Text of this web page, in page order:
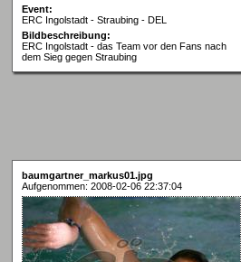
Event:
ERC Ingolstadt - Straubing - DEL
Bildbeschreibung:
ERC Ingolstadt - das Team vor den Fans nach
dem Sieg gegen Straubing
baumgartner_markus01.jpg
Aufgenommen: 2008-02-06 22:37:04